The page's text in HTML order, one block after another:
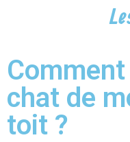
chat de
toit ?